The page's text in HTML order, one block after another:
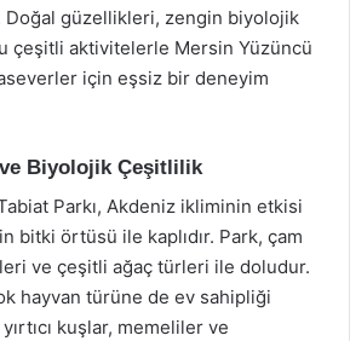
güzellikleri, zengin biyolojik
çeşitli aktivitelerle Mersin Yüzüncü
için eşsiz bir deneyim
Biyolojik Çeşitlilik
Parkı, Akdeniz ikliminin etkisi
bitki örtüsü ile kaplıdır. Park, çam
ve çeşitli ağaç türleri ile doludur.
hayvan türüne de ev sahipliği
kuşlar, memeliler ve